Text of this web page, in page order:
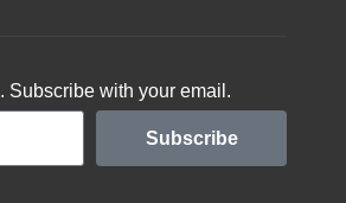
Subscribe with your email.
Subscribe